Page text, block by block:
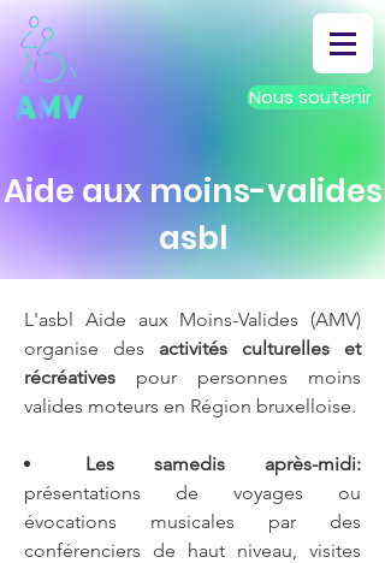
Nous soutenir
Aide aux moins-valides
asbl
L'asbl Aide aux Moins-Valides (AMV)
organise des activités culturelles et
récréatives pour personnes moins
valides moteurs en Région bruxelloise.
Les samedis après-midi:
présentations de voyages ou
évocations musicales par des
conférenciers de haut niveau, visites